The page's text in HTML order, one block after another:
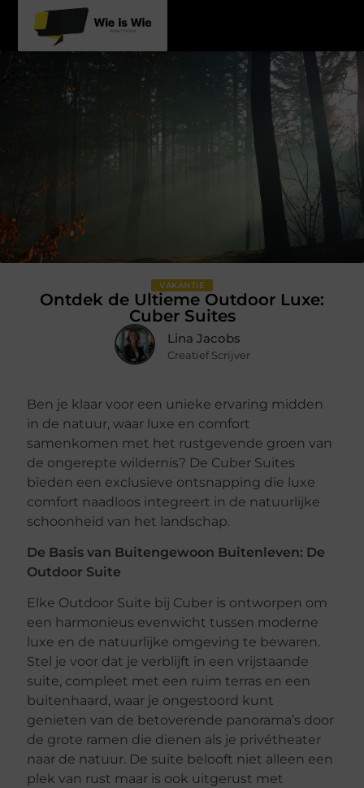
VAKANTIE
Ontdek de Ultieme Outdoor Luxe:
Cuber Suites
Lina Jacobs
Creatief Scrijver
Ben je klaar voor een unieke ervaring midden
in de natuur, waar luxe en comfort
samenkomen met het rustgevende groen van
de ongerepte wildernis? De Cuber Suites
bieden een exclusieve ontsnapping die luxe
comfort naadloos integreert in de natuurlijke
schoonheid van het landschap.
De Basis van Buitengewoon Buitenleven: De
Outdoor Suite
Elke Outdoor Suite bij Cuber is ontworpen om
een harmonieus evenwicht tussen moderne
luxe en de natuurlijke omgeving te bewaren.
Stel je voor dat je verblijft in een vrijstaande
suite, compleet met een ruim terras en een
buitenhaard, waar je ongestoord kunt
genieten van de betoverende panorama’s door
de grote ramen die dienen als je privétheater
naar de natuur. De suite belooft niet alleen een
plek van rust maar is ook uitgerust met